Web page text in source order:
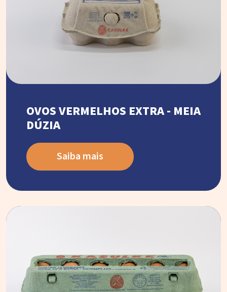
OVOS VERMELHOS EXTRA - MEIA
DÚZIA
Saiba mais